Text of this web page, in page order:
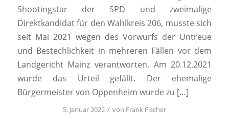
Shootingstar der SPD und zweimalige
Direktkandidat für den Wahlkreis 206, musste sich
seit Mai 2021 wegen des Vorwurfs der Untreue
und Bestechlichkeit in mehreren Fällen vor dem
Landgericht Mainz verantworten. Am 20.12.2021
wurde das Urteil gefällt. Der ehemalige
Bürgermeister von Oppenheim wurde zu […]
5. Januar 2022 / von Frank Fischer